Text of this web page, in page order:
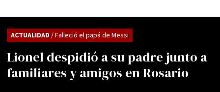
Lionel despidió a su padre junto a
familiares y amigos en Rosario
ACTUALIDAD / Falleció el papá de Messi